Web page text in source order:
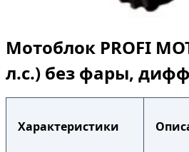
Мотоблок PROFI
л.с.) без фары,
Характеристики